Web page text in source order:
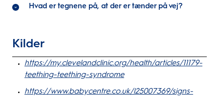
Hvad er tegnene på, at der er tænder på vej?
Kilder
https://my.clevelandclinic.org/health/articles/11179-
teething-teething-syndrome
https://www.babycentre.co.uk/l25007369/signs-